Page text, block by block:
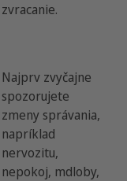
zvracanie.
Najprv zvyčajne
spozorujete
zmeny správania,
napríklad
nervozitu,
nepokoj, mdloby,